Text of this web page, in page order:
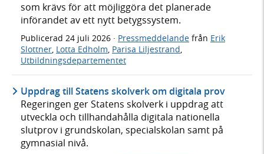
som krävs för att möjliggöra det planerade
införandet av ett nytt betygssystem.
Publicerad 24 juli 2026 · Pressmeddelande från Erik
Slottner, Lotta Edholm, Parisa Liljestrand,
Utbildningsdepartementet
Uppdrag till Statens skolverk om digitala prov
Regeringen ger Statens skolverk i uppdrag att
utveckla och tillhandahålla digitala nationella
slutprov i grundskolan, specialskolan samt på
gymnasial nivå.